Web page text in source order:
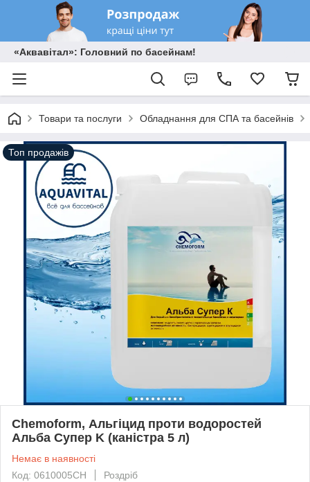
«Аквавітал»: Головний по басейнам!
Товари та послуги Обладнання для СПА та басейнів
Топ продажів
Chemoform, Альгіцид проти водоростей
Альба Супер K (каністра 5 л)
Немає в наявності
Код: 0610005CH
Роздріб